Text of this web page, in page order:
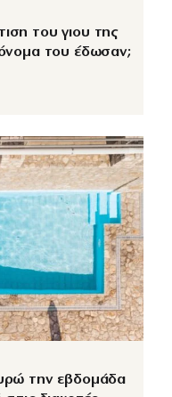
του γιου της
του έδωσαν;
την εβδομάδα